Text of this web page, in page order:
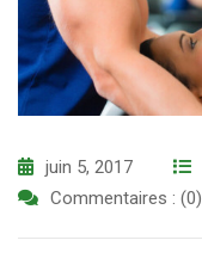
juin 5, 2017
Commentaires : (0)